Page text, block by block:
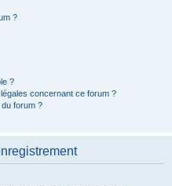
?
?
concernant ce forum ?
forum ?